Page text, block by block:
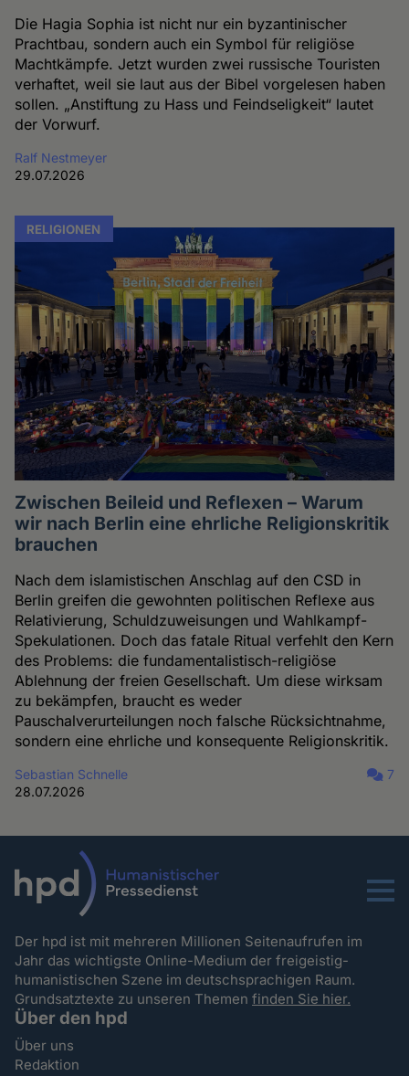
Die Hagia Sophia ist nicht nur ein byzantinischer
Prachtbau, sondern auch ein Symbol für religiöse
Machtkämpfe. Jetzt wurden zwei russische Touristen
verhaftet, weil sie laut aus der Bibel vorgelesen haben
sollen. „Anstiftung zu Hass und Feindseligkeit“ lautet
der Vorwurf.
Ralf Nestmeyer
29.07.2026
RELIGIONEN
Zwischen Beileid und Reflexen – Warum
wir nach Berlin eine ehrliche Religionskritik
brauchen
Nach dem islamistischen Anschlag auf den CSD in
Berlin greifen die gewohnten politischen Reflexe aus
Relativierung, Schuldzuweisungen und Wahlkampf-
Spekulationen. Doch das fatale Ritual verfehlt den Kern
des Problems: die fundamentalistisch-religiöse
Ablehnung der freien Gesellschaft. Um diese wirksam
zu bekämpfen, braucht es weder
Pauschalverurteilungen noch falsche Rücksichtnahme,
sondern eine ehrliche und konsequente Religionskritik.
Sebastian Schnelle
28.07.2026
7
Menu
Der hpd ist mit mehreren Millionen Seitenaufrufen im
Jahr das wichtigste Online-Medium der freigeistig-
humanistischen Szene im deutschsprachigen Raum.
Grundsatztexte zu unseren Themenfinden Sie hier.
Über den hpd
Über uns
Redaktion